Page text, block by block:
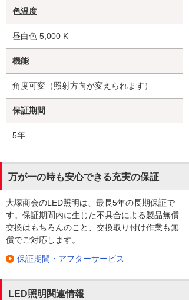
色温度
昼白色 5,000 K
機能
角度可変（照射方向が変えられます）
保証期間
5年
万が一の時も安心できる充実の保証
大塚商会のLED照明は、最長5年の長期保証で
す。保証期間内に生じた不具合による製品無償
交換はもちろんのこと、交換取り付け作業も無
償でご対応します。
保証期間・アフターサービス
LED照明関連情報